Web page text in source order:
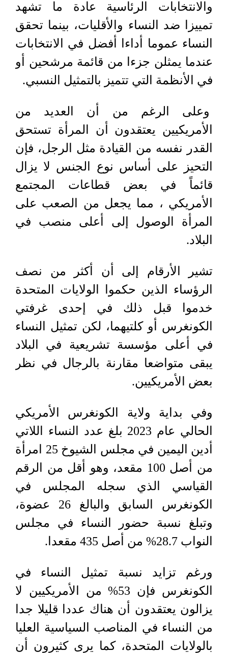
والانتخابات الرئاسية عادة ما تشهد
تمييزا ضد النساء والأقليات، بينما تحقق
النساء عموما أداءا أفضل في الانتخابات
عندما يمثلن جزءا من قائمة مرشحين أو
في الأنظمة التي تتميز بالتمثيل النسبي.
وعلى الرغم من أن العديد من
الأمريكيين يعتقدون أن المرأة تستحق
القدر نفسه من القيادة مثل الرجل، فإن
التحيز على أساس نوع الجنس لا يزال
قائماً في بعض قطاعات المجتمع
الأمريكي ، مما يجعل من الصعب على
المرأة الوصول إلى أعلى منصب في
البلاد.
تشير الأرقام إلى أن أكثر من نصف
الرؤساء الذين حكموا الولايات المتحدة
خدموا قبل ذلك في إحدى غرفتي
الكونغرس أو كلتيهما، لكن تمثيل النساء
في أعلى مؤسسة تشريعية في البلاد
يبقى متواضعا مقارنة بالرجال في نظر
بعض الأمريكيين.
وفي بداية ولاية الكونغرس الأمريكي
الحالي عام 2023 بلغ عدد النساء اللاتي
أدين اليمين في مجلس الشيوخ 25 امرأة
من أصل 100 مقعد، وهو أقل من الرقم
القياسي الذي سجله المجلس في
الكونغرس السابق والبالغ 26 عضوة،
وتبلغ نسبة حضور النساء في مجلس
النواب 28.7% من أصل 435 مقعدا.
ورغم تزايد نسبة تمثيل النساء في
الكونغرس فإن 53% من الأمريكيين لا
يزالون يعتقدون أن هناك عددا قليلا جدا
من النساء في المناصب السياسية العليا
بالولايات المتحدة، كما يرى كثيرون أن